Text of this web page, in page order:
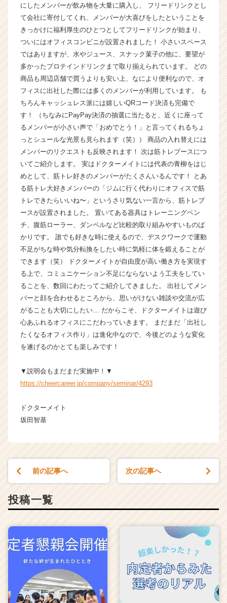
か
ら
ス
カ
ト
が
届
く
就
活
サ
ト
チ
ア
キ
ャ
リ
h
e
e
r
C
a
e
r）
にしたメンバーが飲み物を大量に購入し、 フリードリンクとし
て会社に寄付してくれ、メンバーが大喜びをしたということを
きっかけに福利厚生のひとつとしてフリードリンクが始まり、
ついにはオフィスコンビニが設置されました！ 小さいスペース
ではありますが、水やジュース、スナック菓子の他に、要望が
多かったプロテインドリンクまで取り揃えられています。 どの
商品も周辺店舗で買うよりも安い上、なにより便利なので、オ
フィスに出社した際には多くのメンバーが利用しています。 も
ちろんキャッシュレス派には嬉しいQRコード決済も完備で
す！ （ちなみにPayPay決済の抽選に当たると、近くに座って
るメンバーが小さい声で「おめでとう！」と言ってくれるちょ
っとシュールな光景も見られます（笑）） 商品の入れ替えには
メンバーのリクエストも反映されます！ 次は筋トレブースにつ
いてご紹介します。 実はドクターメイトには代表の青柳をはじ
めとして、筋トレ好きのメンバーがたくさんいるんです！ とあ
る筋トレ大好きメンバーの「ジムに行く代わりにオフィスで筋
トレできたらいいね〜」というさり気ない一言から、筋トレブ
ースが設置されました。 置いてある器具はトレーニングベン
チ、腹筋ローラー、ダンベルなど比較的取り組みやすいものば
かりです。 誰でも好きな時に使えるので、デスクワークで運動
不足がちな時や気分転換をしたい時に気軽に体を鍛えることが
できます（笑） ドクターメイトが自由度が高い働き方を実現す
る上で、コミュニケーション不足にならないよう工夫をしてい
ることを、数回にわたってご紹介してきました。 出社してメン
バーと顔を合わせるところから、思いがけない雑談や交流が広
がることも大切にしたい… だからこそ、ドクターメイトは遊び
心あふれるオフィスにこだわっていきます。 まだまだ「出社し
たくなるオフィス作り」は進化中なので、今後どのような変化
を遂げるのかとても楽しみです！
▼説明会もまだまだ実施中！▼
https://cheercareer.jp/company/seminar/4293
ドクターメイト
坂田智基
前の記事へ 次の記事へ
投稿一覧